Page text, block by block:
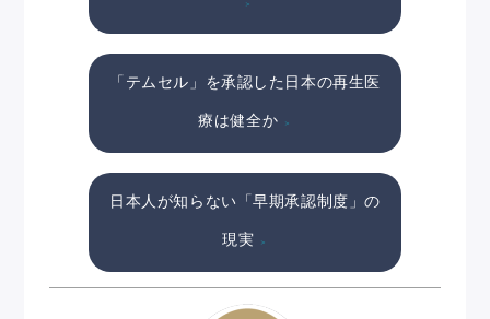
「テムセル」を承認した日本の再生医
療は健全か
日本人が知らない「早期承認制度」の
現実